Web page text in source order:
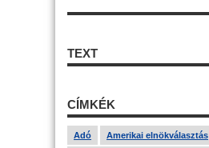
TEXT
CÍMKÉK
Adó Amerikai elnökválasztás